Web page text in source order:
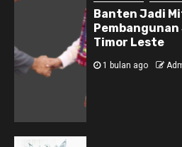
Banten Jadi
Pembangunan
Timor Leste
1 bulan ago